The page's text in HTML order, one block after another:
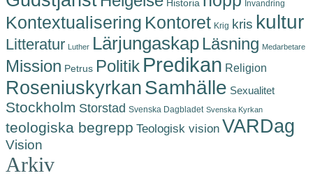
Historia Invandring
Kontextualisering Kontoret Krig kris kultur
Litteratur Luther Lärjungaskap Läsning Medarbetare
Mission Petrus Politik Predikan Religion
RoseniuskyrkanSamhälle Sexualitet
Stockholm Storstad Svenska Dagbladet Svenska Kyrkan
teologiska begrepp Teologisk vision VARDag
Vision
Arkiv